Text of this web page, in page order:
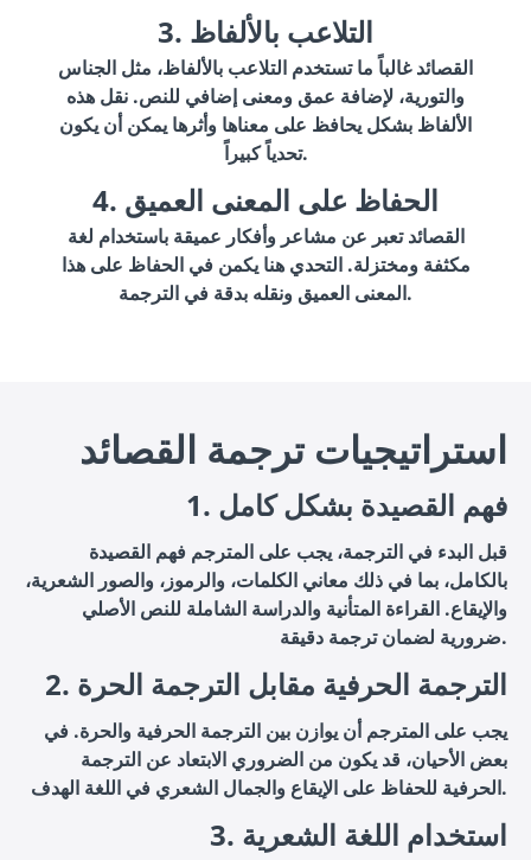
3. التلاعب بالألفاظ
القصائد غالباً ما تستخدم التلاعب بالألفاظ، مثل الجناس
والتورية، لإضافة عمق ومعنى إضافي للنص. نقل هذه
الألفاظ بشكل يحافظ على معناها وأثرها يمكن أن يكون
تحدياً كبيراً.
4. الحفاظ على المعنى العميق
القصائد تعبر عن مشاعر وأفكار عميقة باستخدام لغة
مكثفة ومختزلة. التحدي هنا يكمن في الحفاظ على هذا
المعنى العميق ونقله بدقة في الترجمة.
استراتيجيات ترجمة القصائد
1. فهم القصيدة بشكل كامل
قبل البدء في الترجمة، يجب على المترجم فهم القصيدة
بالكامل، بما في ذلك معاني الكلمات، والرموز، والصور الشعرية،
والإيقاع. القراءة المتأنية والدراسة الشاملة للنص الأصلي
ضرورية لضمان ترجمة دقيقة.
2. الترجمة الحرفية مقابل الترجمة الحرة
يجب على المترجم أن يوازن بين الترجمة الحرفية والحرة. في
بعض الأحيان، قد يكون من الضروري الابتعاد عن الترجمة
الحرفية للحفاظ على الإيقاع والجمال الشعري في اللغة الهدف.
3. استخدام اللغة الشعرية